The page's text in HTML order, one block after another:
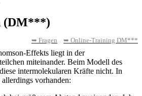
(DM***)
➥ Fragen ➥ Online-Training DM***
Effekts liegt in der
miteinander. Beim Modell des
intermolekularen Kräfte nicht. In
allerdings vorhanden: